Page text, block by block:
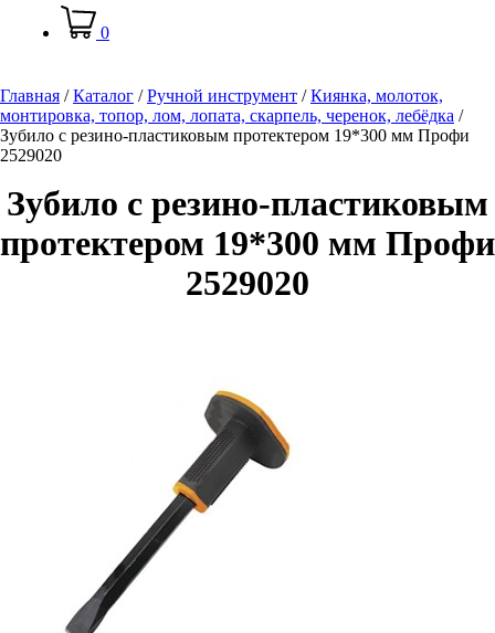
0
Главная /Каталог /Ручной инструмент /Киянка, молоток,
монтировка, топор, лом, лопата, скарпель, черенок, лебёдка /
Зубило с резино-пластиковым протектером 19*300 мм Профи
2529020
Зубило с резино-пластиковым
протектером 19*300 мм Профи
2529020